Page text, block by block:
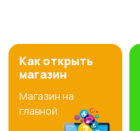
творчества1
Как открыть
магазин
Магазин на
главной